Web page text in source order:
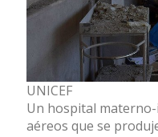
UNICEF
Un hospital
aéreos que se